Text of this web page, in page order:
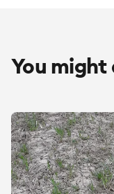
You might